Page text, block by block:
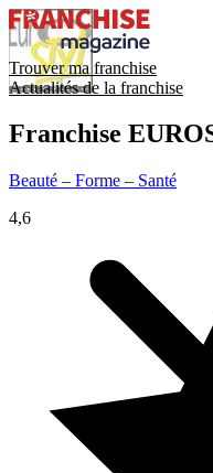
Trouver ma franchise
Actualités de la franchise
Franchise
Beauté – Forme – Santé
4,6